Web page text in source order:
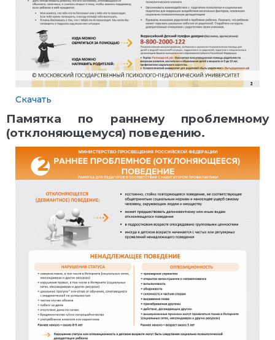
Скачать
Памятка по раннему проблемному
(отклоняющемуся) поведению.